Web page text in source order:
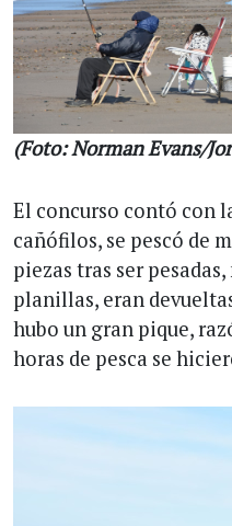
(Foto: Norman Evans/
El concurso contó con
cañófilos, se pescó de
piezas tras ser
planillas, eran
hubo un gran pique,
horas de pesca se